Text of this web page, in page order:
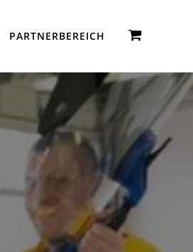
PARTNERBEREICH